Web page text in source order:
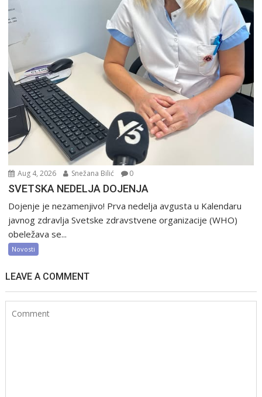
Aug 4, 2026 Snežana Bilić 0
SVETSKA NEDELJA DOJENJA
Dojenje je nezamenjivo! Prva nedelja avgusta u Kalendaru
javnog zdravlja Svetske zdravstvene organizacije (WHO)
obeležava se...
Novosti
LEAVE A COMMENT